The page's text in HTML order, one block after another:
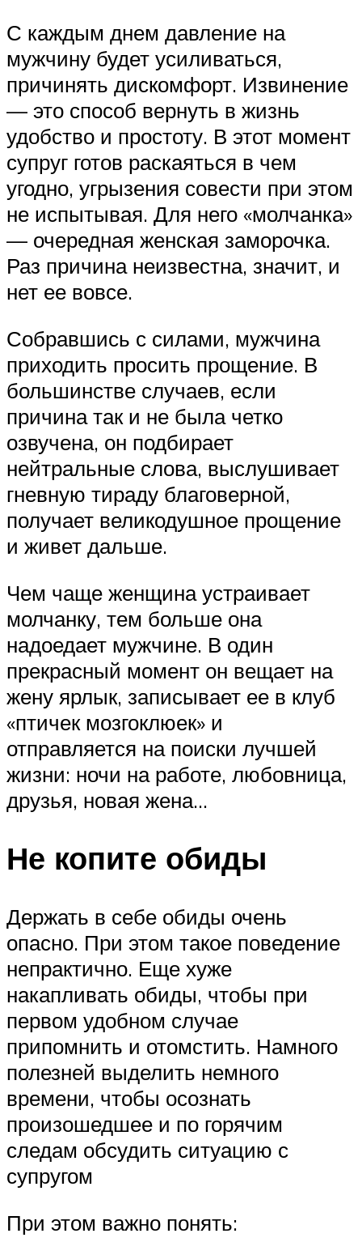
С каждым днем давление на
мужчину будет усиливаться,
причинять дискомфорт. Извинение
— это способ вернуть в жизнь
удобство и простоту. В этот момент
супруг готов раскаяться в чем
угодно, угрызения совести при этом
не испытывая. Для него «молчанка»
— очередная женская заморочка.
Раз причина неизвестна, значит, и
нет ее вовсе.
Собравшись с силами, мужчина
приходить просить прощение. В
большинстве случаев, если
причина так и не была четко
озвучена, он подбирает
нейтральные слова, выслушивает
гневную тираду благоверной,
получает великодушное прощение
и живет дальше.
Чем чаще женщина устраивает
молчанку, тем больше она
надоедает мужчине. В один
прекрасный момент он вещает на
жену ярлык, записывает ее в клуб
«птичек мозгоклюек» и
отправляется на поиски лучшей
жизни: ночи на работе, любовница,
друзья, новая жена…
Не копите обиды
Держать в себе обиды очень
опасно. При этом такое поведение
непрактично. Еще хуже
накапливать обиды, чтобы при
первом удобном случае
припомнить и отомстить. Намного
полезней выделить немного
времени, чтобы осознать
произошедшее и по горячим
следам обсудить ситуацию с
супругом
При этом важно понять: